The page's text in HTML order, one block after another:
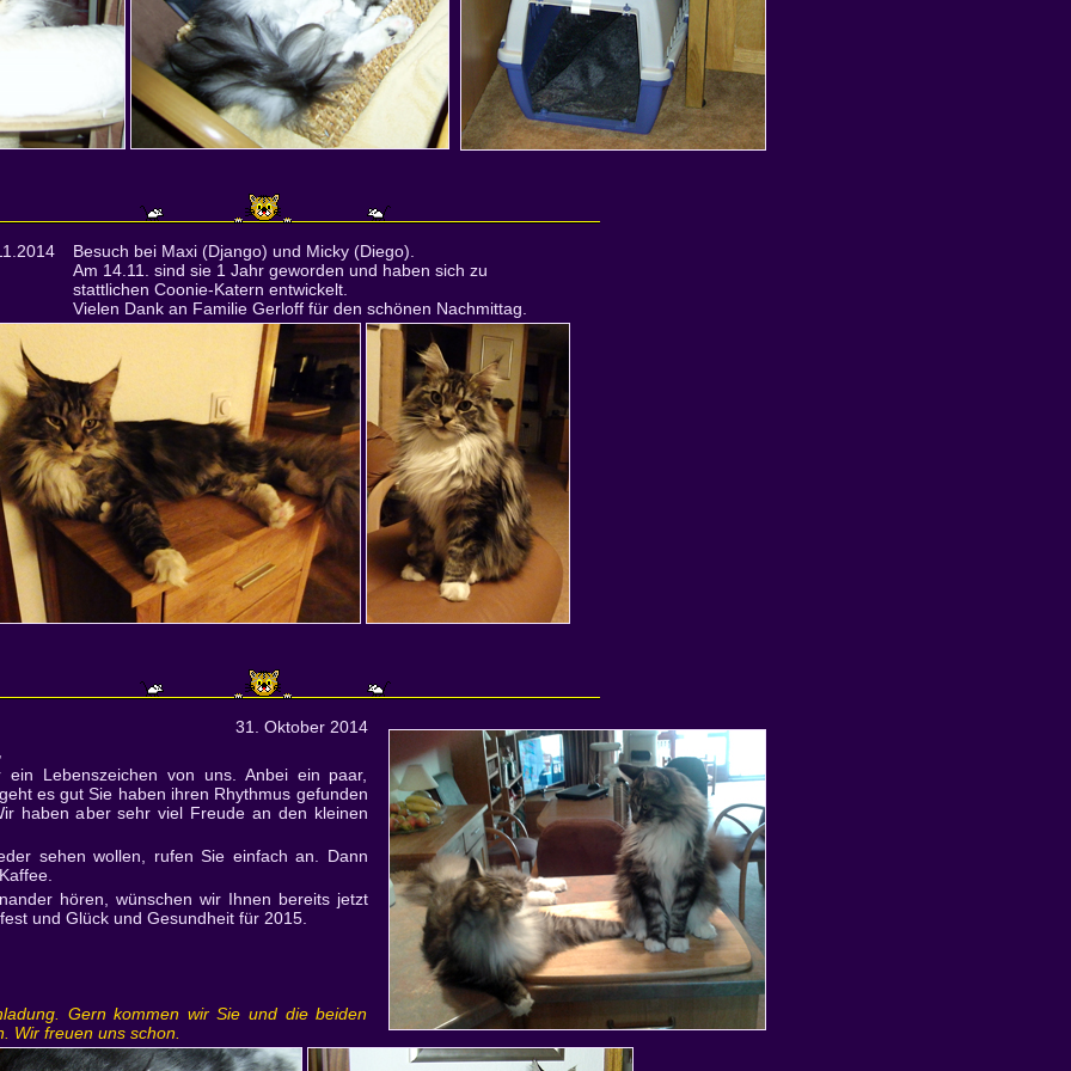
Besuch bei Maxi (Django) und Micky (Diego).
Am 14.11. sind sie 1 Jahr geworden und haben sich zu
stattlichen Coonie-Katern entwickelt.
Vielen Dank an Familie Gerloff für den schönen Nachmittag.
31. Oktober 2014
Lebenszeichen von uns. Anbei ein paar,
es gut Sie haben ihren Rhythmus gefunden
haben aber sehr viel Freude an den kleinen
sehen wollen, rufen Sie einfach an. Dann
hören, wünschen wir Ihnen bereits jetzt
und Glück und Gesundheit für 2015.
Gern kommen wir Sie und die beiden
Wir freuen uns schon.